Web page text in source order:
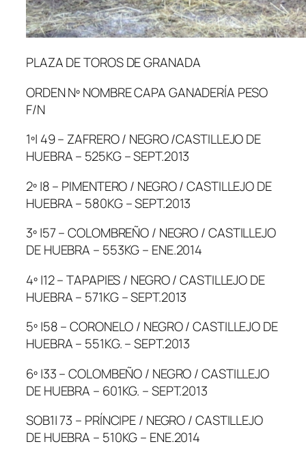
PLAZA DE TOROS DE GRANADA
ORDEN Nº NOMBRE CAPA GANADERÍA PESO
F/N
1º| 49 – ZAFRERO / NEGRO /CASTILLEJO DE
HUEBRA – 525KG – SEPT.2013
2º |8 – PIMENTERO / NEGRO / CASTILLEJO DE
HUEBRA – 580KG – SEPT.2013
3º |57 – COLOMBREÑO / NEGRO / CASTILLEJO
DE HUEBRA – 553KG – ENE.2014
4º |12 – TAPAPIES / NEGRO / CASTILLEJO DE
HUEBRA – 571KG – SEPT.2013
5º |58 – CORONELO / NEGRO / CASTILLEJO DE
HUEBRA – 551KG. – SEPT.2013
6º |33 – COLOMBEÑO / NEGRO / CASTILLEJO
DE HUEBRA – 601KG. – SEPT.2013
SOB1| 73 – PRÍNCIPE / NEGRO / CASTILLEJO
DE HUEBRA – 510KG – ENE.2014